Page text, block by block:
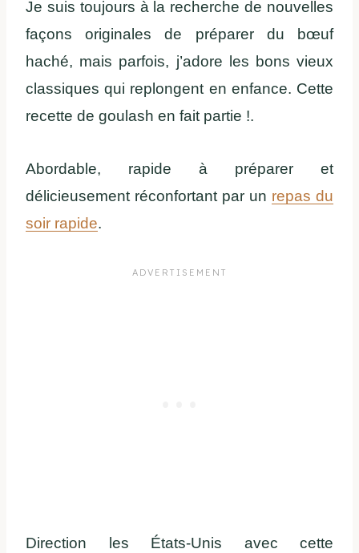
Je suis toujours à la recherche de nouvelles
façons originales de préparer du bœuf
haché, mais parfois, j’adore les bons vieux
classiques qui replongent en enfance. Cette
recette de goulash en fait partie !.
Abordable, rapide à préparer et
délicieusement réconfortant par un repas du
soir rapide.
Direction les États-Unis avec cette